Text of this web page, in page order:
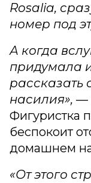
Rosalia,
номер под
А когда
придумала
насилия», —
Фигуристка
беспокоит
домашнем
«От этого